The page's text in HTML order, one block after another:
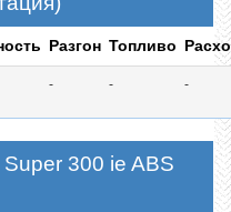
Разгон Топливо
- - -
300 ie ABS